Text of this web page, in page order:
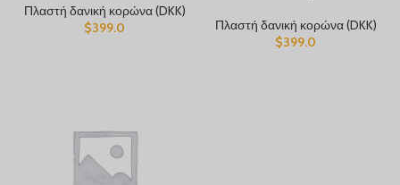
Πλαστή δανική κορώνα (DKK)
$399.0
Πλαστή δανική κορώνα (DKK)
$399.0